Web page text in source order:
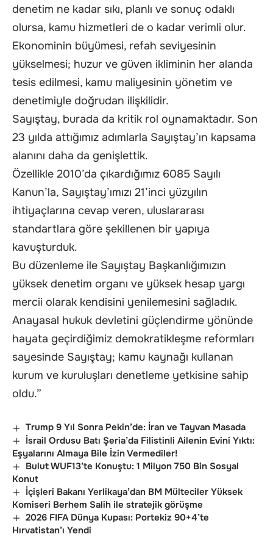
denetim ne kadar sıkı, planlı ve sonuç odaklı
olursa, kamu hizmetleri de o kadar verimli olur.
Ekonominin büyümesi, refah seviyesinin
yükselmesi; huzur ve güven ikliminin her alanda
tesis edilmesi, kamu maliyesinin yönetim ve
denetimiyle doğrudan ilişkilidir.
Sayıştay, burada da kritik rol oynamaktadır. Son
23 yılda attığımız adımlarla Sayıştay’ın kapsama
alanını daha da genişlettik.
Özellikle 2010’da çıkardığımız 6085 Sayılı
Kanun’la, Sayıştay’ımızı 21’inci yüzyılın
ihtiyaçlarına cevap veren, uluslararası
standartlara göre şekillenen bir yapıya
kavuşturduk.
Bu düzenleme ile Sayıştay Başkanlığımızın
yüksek denetim organı ve yüksek hesap yargı
mercii olarak kendisini yenilemesini sağladık.
Anayasal hukuk devletini güçlendirme yönünde
hayata geçirdiğimiz demokratikleşme reformları
sayesinde Sayıştay; kamu kaynağı kullanan
kurum ve kuruluşları denetleme yetkisine sahip
oldu.”
Trump 9 Yıl Sonra Pekin’de: İran ve Tayvan Masada
İsrail Ordusu Batı Şeria’da Filistinli Ailenin Evini Yıktı:
Eşyalarını Almaya Bile İzin Vermediler!
Bulut WUF13’te Konuştu: 1 Milyon 750 Bin Sosyal
Konut
İçişleri Bakanı Yerlikaya’dan BM Mülteciler Yüksek
Komiseri Berhem Salih ile stratejik görüşme
2026 FIFA Dünya Kupası: Portekiz 90+4’te
Hırvatistan’ı Yendi